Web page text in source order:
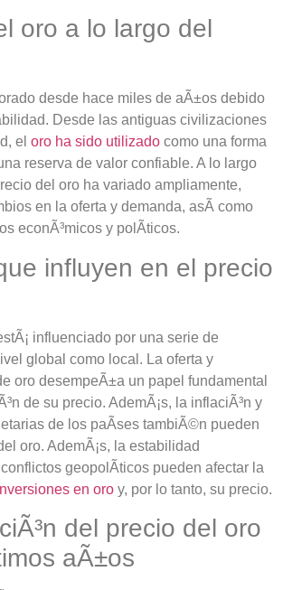
oro a lo largo del
desde hace miles de aÃ±os debido
Desde las antiguas civilizaciones
el oro ha sido utilizado como una forma
reserva de valor confiable. A lo largo
del oro ha variado ampliamente,
en la oferta y demanda, asÃ­ como
econÃ³micos y polÃ­ticos.
influyen en el precio
influenciado por una serie de
global como local. La oferta y
oro desempeÃ±a un papel fundamental
de su precio. AdemÃ¡s, la inflaciÃ³n y
de los paÃ­ses tambiÃ©n pueden
oro. AdemÃ¡s, la estabilidad
geopolÃ­ticos pueden afectar la
en oro y, por lo tanto, su precio.
del precio del oro
aÃ±os